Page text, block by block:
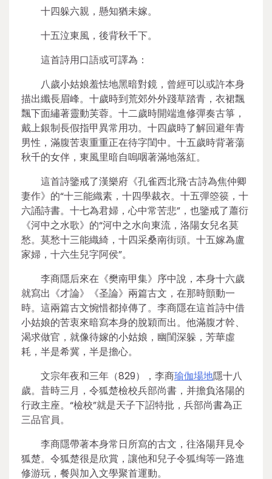
十四躲六親，懸知猶未嫁。
十五泣東風，後背秋千下。
這首詩用口語或可譯為：
八歲小姑娘羞怯地黑暗對鏡，曾經可以或許本身
描出纖長眉峰。十歲時到荒郊外外踐草踏青，衣裙飄
飄下面繡著靈動芙蓉。十二歲時開端進修彈奏古箏，
戴上銀制長假指甲異常用功。十四歲時了解回避年青
男性，滿腹苦衷重重正在待字閨中。十五歲時背著蕩
秋千的女伴，東風里暗自嗚咽著滿地落紅。
這首詩鑒戒了漢樂府《孔雀西北飛·古詩為焦仲卿
妻作》的“十三能織素，十四學裁衣。十五彈箜篌，十
六誦詩書。十七為君婦，心中常苦悲”，也鑒戒了蕭衍
《河中之水歌》的“河中之水向東流，洛陽女兒名莫
愁。莫愁十三能織綺，十四采桑南街頭。十五嫁為盧
家婦，十六生兒字阿侯”。
李商隱后來在《樊南甲集》序中說，本身十六歲
就寫出《才論》《圣論》兩篇古文，在那時顫動一
時。這兩篇古文惋惜都掉傳了。李商隱在這首詩中借
小姑娘的苦衷來暗寫本身的脫穎而出。他滿腹才幹、
渴求做官，就像待嫁的小姑娘，幽閨深躲，芳華虛
耗，半是希冀，半是擔心。
文宗年夜和三年（829），李商瑜伽場地隱十八
歲。昔時三月，令狐楚檢校兵部尚書，并擔負洛陽的
行政主座。“檢校”就是天子下詔特批，兵部尚書為正
三品官員。
李商隱帶著本身常日所寫的古文，往洛陽拜見令
狐楚。令狐楚很是欣賞，讓他和兒子令狐绹等一路進
修游玩，餐與加入文學聚首運動。